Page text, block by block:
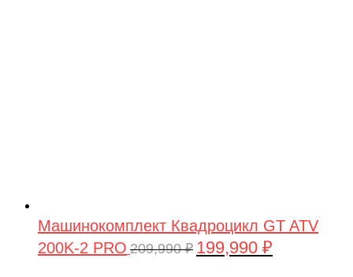
Машинокомплект Квадроцикл GT ATV
200K-2 PRO 209,990₽ Первоначальная
199,990 ₽